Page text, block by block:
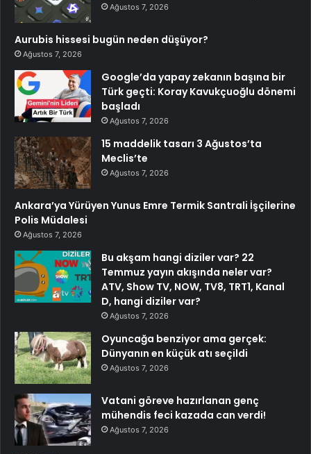
Ağustos 7, 2026
Aurubis hissesi bugün neden düşüyor?
Ağustos 7, 2026
Google’da yapay zekanın başına bir
Türk geçti: Koray Kavukçuoğlu dönemi
başladı
Ağustos 7, 2026
15 maddelik tasarı 3 Ağustos’ta
Meclis’te
Ağustos 7, 2026
Ankara’ya Yürüyen Yunus Emre Termik Santrali İşçilerine
Polis Müdalesi
Ağustos 7, 2026
Bu akşam hangi diziler var? 22
Temmuz yayın akışında neler var?
ATV, Show TV, NOW, TV8, TRT1, Kanal
D, hangi diziler var?
Ağustos 7, 2026
Oyuncağa benziyor ama gerçek:
Dünyanın en küçük atı seçildi
Ağustos 7, 2026
Vatani göreve hazırlanan genç
mühendis feci kazada can verdi!
Ağustos 7, 2026